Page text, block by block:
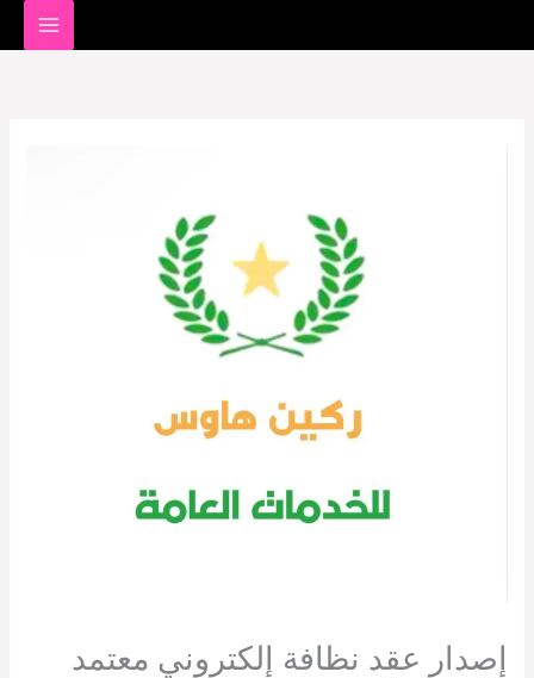
إلى
إصدار عقد نظافة إلكتروني معتمد